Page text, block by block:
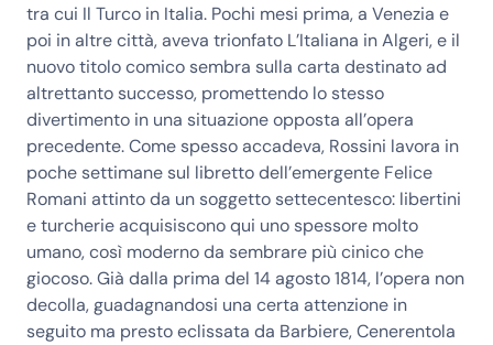
tra cui Il Turco in Italia. Pochi mesi prima, a Venezia e
poi in altre città, aveva trionfato L’Italiana in Algeri, e il
nuovo titolo comico sembra sulla carta destinato ad
altrettanto successo, promettendo lo stesso
divertimento in una situazione opposta all’opera
precedente. Come spesso accadeva, Rossini lavora in
poche settimane sul libretto dell’emergente Felice
Romani attinto da un soggetto settecentesco: libertini
e turcherie acquisiscono qui uno spessore molto
umano, così moderno da sembrare più cinico che
giocoso. Già dalla prima del 14 agosto 1814, l’opera non
decolla, guadagnandosi una certa attenzione in
seguito ma presto eclissata da Barbiere, Cenerentola